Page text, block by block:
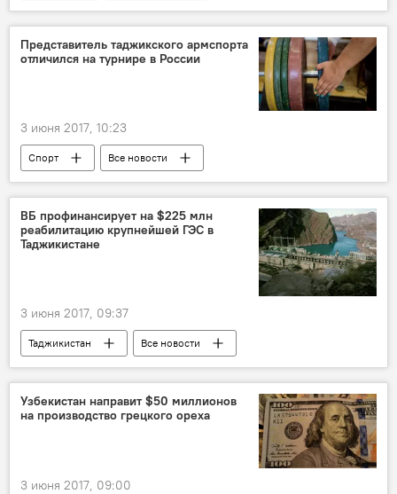
Представитель таджикского армспорта
отличился на турнире в России
3 июня 2017, 10:23
Спорт
Все новости
Таджикистан: свежие новости спорта
Россия
ВБ профинансирует на $225 млн
реабилитацию крупнейшей ГЭС в
Таджикистане
3 июня 2017, 09:37
Таджикистан
Все новости
Всемирный банк
Узбекистан направит $50 миллионов
на производство грецкого ореха
3 июня 2017, 09:00